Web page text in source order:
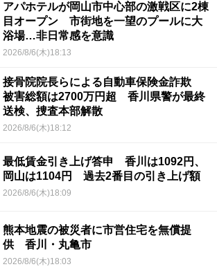
アパホテルが岡山市中心部の激戦区に2棟
目オープン 市街地を一望のプールに大
浴場…非日常感を意識
2026/8/6(木)18:13
接骨院院長らによる自動車保険金詐欺
被害総額は2700万円超 香川県警が最終
送検、捜査本部解散
2026/8/6(木)18:12
最低賃金引き上げ答申 香川は1092円、
岡山は1104円 過去2番目の引き上げ額
2026/8/6(木)18:09
熊本地震の被災者に市営住宅を無償提
供 香川・丸亀市
2026/8/6(木)18:03